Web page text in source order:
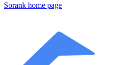
Sorank home page